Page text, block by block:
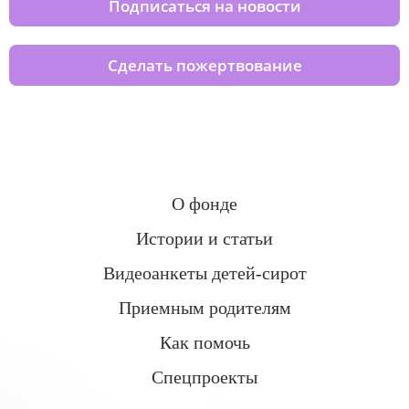
Подписаться на новости
Сделать пожертвование
О фонде
Истории и статьи
Видеоанкеты детей-сирот
Приемным родителям
Как помочь
Спецпроекты